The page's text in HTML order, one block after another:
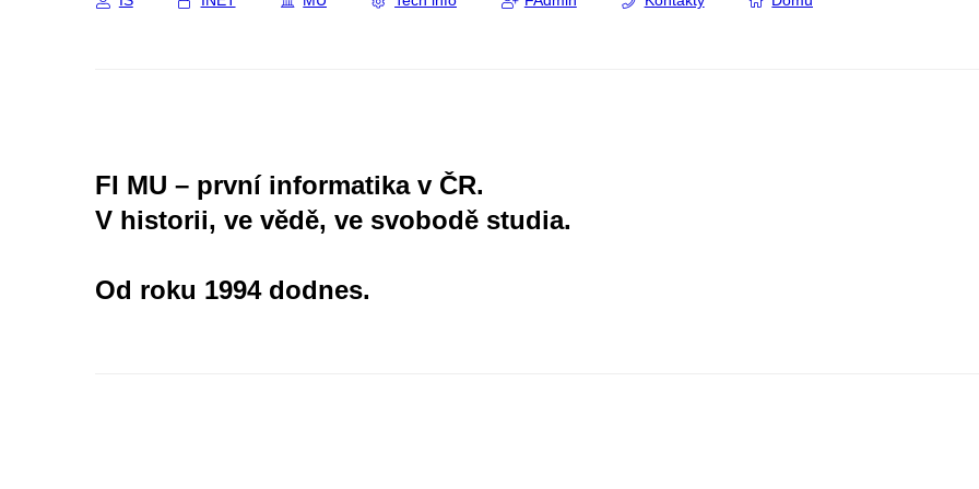
FI MU – první informatika v ČR.
V historii, ve vědě, ve svobodě studia.
Od roku 1994 dodnes.